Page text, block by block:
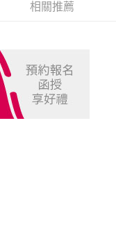
相關推薦